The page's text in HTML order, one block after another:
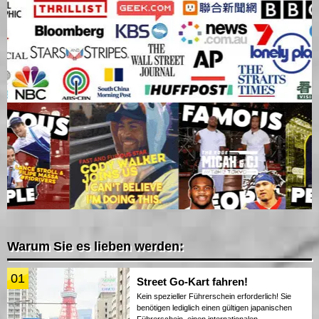
Warum Sie es lieben werden:
01 Street Go-Kart fahren!
Kein spezieller Führerschein erforderlich! Sie
benötigen lediglich einen gültigen japanischen